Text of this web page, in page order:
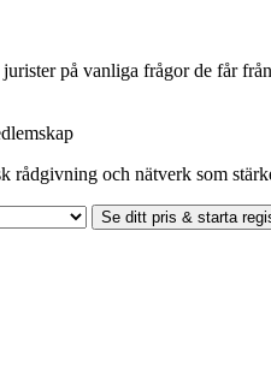
på vanliga frågor de får
rådgivning och nätverk som
Se ditt pris & starta